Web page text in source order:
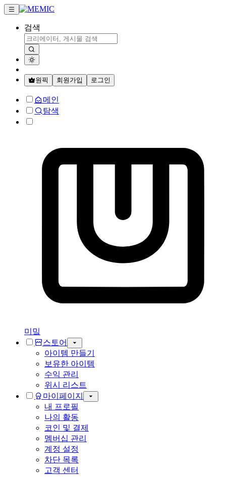
검색
원픽 회원가입 로그인
메인
탐색
미밐
스토어
아이템 만들기
보유한 아이템
수익 관리
위시 리스트
마이페이지
내 프로필
나의 활동
코인 및 결제
멤버십 관리
계정 설정
차단 목록
고객 센터